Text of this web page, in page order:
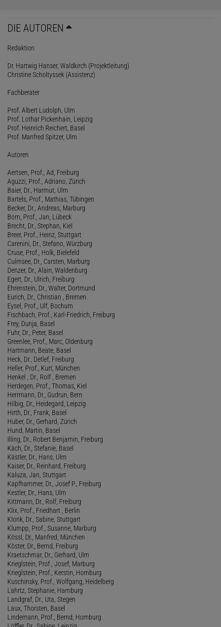
DIE AUTOREN
Redaktion
Dr. Hartwig Hanser, Waldkirch (Projektleitung)
Christine Scholtyssek (Assistenz)
Fachberater
Prof. Albert Ludolph, Ulm
Prof. Lothar Pickenhain, Leipzig
Prof. Heinrich Reichert, Basel
Prof. Manfred Spitzer, Ulm
Autoren
Aertsen, Prof., Ad, Freiburg
Aguzzi, Prof., Adriano, Zürich
Baier, Dr., Harmut, Ulm
Bartels, Prof., Mathias, Tübingen
Becker, Dr., Andreas, Marburg
Born, Prof., Jan, Lübeck
Brecht, Dr., Stephan, Kiel
Breer, Prof., Heinz, Stuttgart
Carenini, Dr., Stefano, Würzburg
Cruse, Prof., Holk, Bielefeld
Culmsee, Dr., Carsten, Marburg
Denzer, Dr., Alain, Waldenburg
Egert, Dr., Ulrich, Freiburg
Ehrenstein, Dr., Walter, Dortmund
Eurich, Dr., Christian , Bremen
Eysel, Prof., Ulf, Bochum
Fischbach, Prof., Karl-Friedrich, Freiburg
Frey, Dunja, Basel
Fuhr, Dr., Peter, Basel
Greenlee, Prof., Marc, Oldenburg
Hartmann, Beate, Basel
Heck, Dr., Detlef, Freiburg
Heller, Prof., Kurt, München
Henkel , Dr., Rolf , Bremen
Herdegen, Prof., Thomas, Kiel
Herrmann, Dr., Gudrun, Bern
Hilbig, Dr., Heidegard, Leipzig
Hirth, Dr., Frank, Basel
Huber, Dr., Gerhard, Zürich
Hund, Martin, Basel
Illing, Dr., Robert Benjamin, Freiburg
Käch, Dr., Stefanie, Basel
Kästler, Dr., Hans, Ulm
Kaiser, Dr., Reinhard, Freiburg
Kaluza, Jan, Stuttgart
Kapfhammer, Dr., Josef P., Freiburg
Kestler, Dr., Hans, Ulm
Kittmann, Dr., Rolf, Freiburg
Klix, Prof., Friedhart , Berlin
Klonk, Dr., Sabine, Stuttgart
Klumpp, Prof., Susanne, Marburg
Kössl, Dr., Manfred, München
Köster, Dr., Bernd, Freiburg
Kraetschmar, Dr., Gerhard, Ulm
Krieglstein, Prof., Josef, Marburg
Krieglstein, Prof., Kerstin, Homburg
Kuschinsky, Prof., Wolfgang, Heidelberg
Lahrtz, Stephanie, Hamburg
Landgraf, Dr., Uta, Stegen
Laux, Thorsten, Basel
Lindemann, Prof., Bernd, Homburg